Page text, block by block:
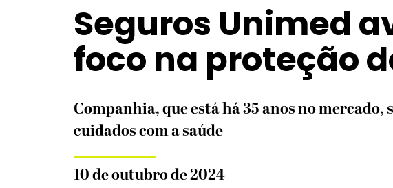
Seguros Unimed
foco na proteção
Companhia, que está há 35 anos no
cuidados com a saúde
10 de outubro de 2024